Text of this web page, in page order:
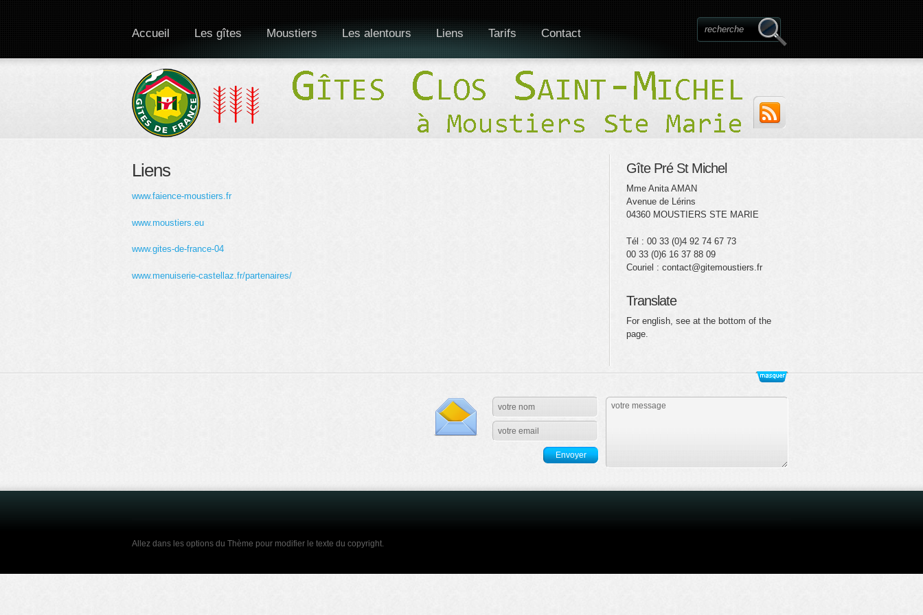
Accueil Les gîtes Moustiers Les alentours Liens Tarifs Contact
Liens
www.faience-moustiers.fr
www.moustiers.eu
www.gites-de-france-04
www.menuiserie-castellaz.fr/partenaires/
Gîte Pré St Michel
Mme Anita AMAN
Avenue de Lérins
04360 MOUSTIERS STE MARIE
Tél : 00 33 (0)4 92 74 67 73
00 33 (0)6 16 37 88 09
Couriel : contact@gitemoustiers.fr
Translate
For english, see at the bottom of the
page.
Allez dans les options du Thème pour modifier le texte du copyright.